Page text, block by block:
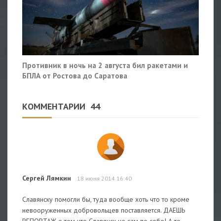
Противник в ночь на 2 августа бил ракетами и
БПЛА от Ростова до Саратова
КОММЕНТАРИИ 44
Сергей Лямкин 18 июня 2014 16:40
Славянску помогли бы, туда вообще хоть что то кроме
невооруженных добровольцев поставляется. ДАЕШЬ